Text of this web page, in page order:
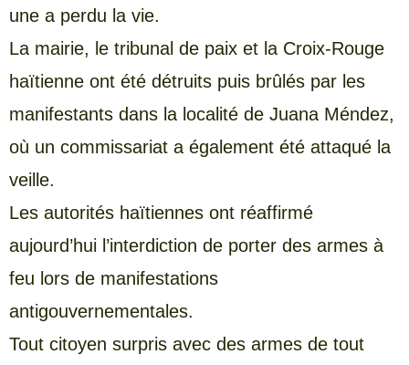
une a perdu la vie.
La mairie, le tribunal de paix et la Croix-Rouge
haïtienne ont été détruits puis brûlés par les
manifestants dans la localité de Juana Méndez,
où un commissariat a également été attaqué la
veille.
Les autorités haïtiennes ont réaffirmé
aujourd’hui l’interdiction de porter des armes à
feu lors de manifestations
antigouvernementales.
Tout citoyen surpris avec des armes de tout